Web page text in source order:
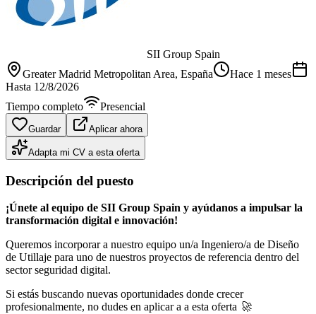
SII Group Spain
Greater Madrid Metropolitan Area, España
Hace 1 meses
Hasta 12/8/2026
Tiempo completo
Presencial
Guardar Aplicar ahora
Adapta mi CV a esta oferta
Descripción del puesto
¡Únete al equipo de SII Group Spain y ayúdanos a impulsar la
transformación digital e innovación!
Queremos incorporar a nuestro equipo un/a Ingeniero/a de Diseño
de Utillaje para uno de nuestros proyectos de referencia dentro del
sector seguridad digital.
Si estás buscando nuevas oportunidades donde crecer
profesionalmente, no dudes en aplicar a a esta oferta 🚀